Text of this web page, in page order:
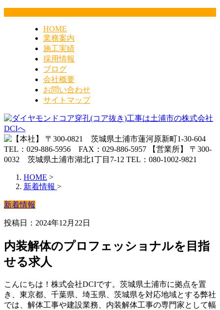
HOME
業務案内
施工実績
採用情報
ブログ
会社概要
お問い合わせ
サイトマップ
HOME >
新着情報 >
新着情報
投稿日：2024年12月22日
内装解体のプロフェッショナルを目指
せる求人
こんにちは！株式会社DCIです。茨城県土浦市に拠点を置
き、東京都、千葉県、埼玉県、茨城県を対応地域とする弊社
では、解体工事や建設業務、内装解体工事の専門家として幅